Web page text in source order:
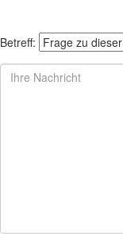
Betreff: